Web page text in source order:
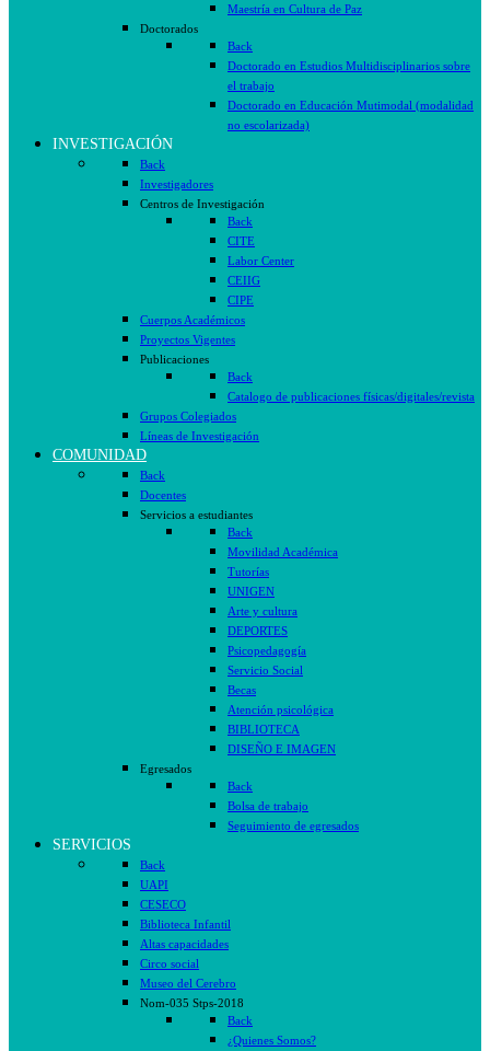
Maestría en Cultura de Paz
Doctorados
Back
Doctorado en Estudios Multidisciplinarios sobre
el trabajo
Doctorado en Educación Mutimodal (modalidad
no escolarizada)
INVESTIGACIÓN
Back
Investigadores
Centros de Investigación
Back
CITE
Labor Center
CEIIG
CIPE
Cuerpos Académicos
Proyectos Vigentes
Publicaciones
Back
Catalogo de publicaciones físicas/digitales/revista
Grupos Colegiados
Líneas de Investigación
COMUNIDAD
Back
Docentes
Servicios a estudiantes
Back
Movilidad Académica
Tutorías
UNIGEN
Arte y cultura
DEPORTES
Psicopedagogía
Servicio Social
Becas
Atención psicológica
BIBLIOTECA
DISEÑO E IMAGEN
Egresados
Back
Bolsa de trabajo
Seguimiento de egresados
SERVICIOS
Back
UAPI
CESECO
Biblioteca Infantil
Altas capacidades
Circo social
Museo del Cerebro
Nom-035 Stps-2018
Back
¿Quienes Somos?